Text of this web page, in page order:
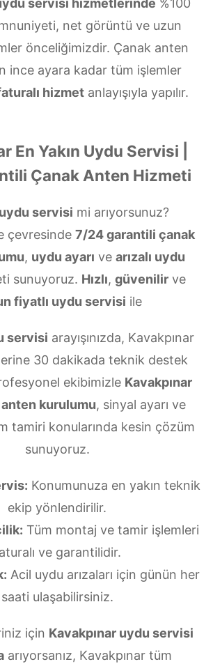
servisi hizmetlerinde %100
net görüntü ve uzun
önceliğimizdir. Çanak anten
ince ayara kadar tüm işlemler
hizmetanlayışıyla yapılır.
En Yakın Uydu Servisi |
Çanak Anten Hizmeti
servisi mi arıyorsunuz?
çevresinde 7/24 garantili çanak
, uydu ayarı ve arızalı uydu
sunuyoruz. Hızlı, güvenilir ve
fiyatlı uydu servisi ile
servisi arayışınızda, Kavakpınar
30 dakikada teknik destek
ekibimizle Kavakpınar
kurulumu, sinyal ayarı ve
tamiri konularında kesin çözüm
sunuyoruz.
Konumunuza en yakın teknik
ekip yönlendirilir.
Tüm montaj ve tamir işlemleri
ve garantilidir.
Acil uydu arızaları için günün her
saati ulaşabilirsiniz.
için Kavakpınar uydu servisi
arıyorsanız, Kavakpınar tüm